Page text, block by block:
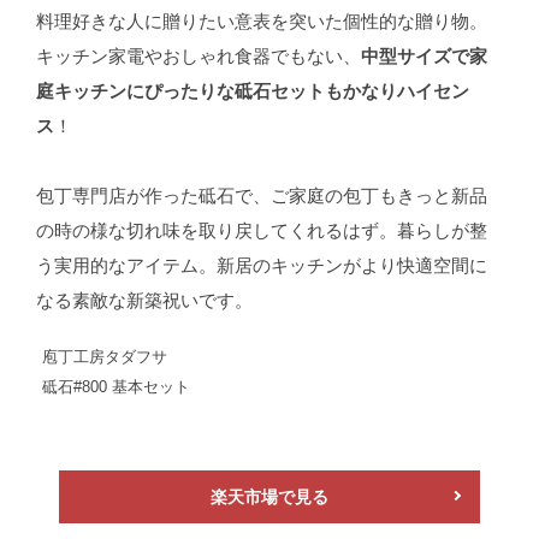
料理好きな人に贈りたい意表を突いた個性的な贈り物。
キッチン家電やおしゃれ食器でもない、 中型サイズで家
庭キッチンにぴったりな砥石セットもかなりハイセン
ス ！
包丁専門店が作った砥石で、ご家庭の包丁もきっと新品
の時の様な切れ味を取り戻してくれるはず。暮らしが整
う実用的なアイテム。新居のキッチンがより快適空間に
なる素敵な新築祝いです。
庖丁工房タダフサ
砥石#800 基本セット
楽天市場で見る